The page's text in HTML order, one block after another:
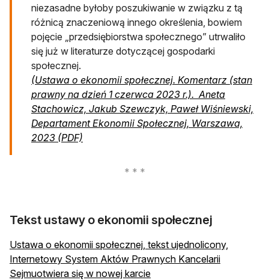
niezasadne byłoby poszukiwanie w związku z tą
różnicą znaczeniową innego określenia, bowiem
pojęcie „przedsiębiorstwa społecznego” utrwaliło
się już w literaturze dotyczącej gospodarki
społecznej.
(Ustawa o ekonomii społecznej. Komentarz (stan
prawny na dzień 1 czerwca 2023 r.). Aneta
Stachowicz, Jakub Szewczyk, Paweł Wiśniewski,
Departament Ekonomii Społecznej, Warszawa,
2023 (PDF)
Tekst ustawy o ekonomii społecznej
Ustawa o ekonomii społecznej, tekst ujednolicony,
Internetowy System Aktów Prawnych Kancelarii
Sejmuotwiera się w nowej karcieotwiera się w nowej karcie